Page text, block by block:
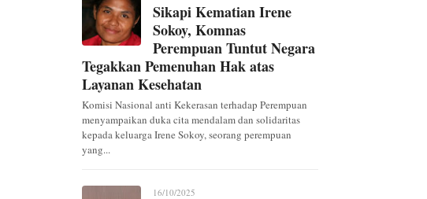
Sikapi Kematian Irene
Sokoy, Komnas
Perempuan Tuntut Negara
Tegakkan Pemenuhan Hak atas
Layanan Kesehatan
Komisi Nasional anti Kekerasan terhadap Perempuan
menyampaikan duka cita mendalam dan solidaritas
kepada keluarga Irene Sokoy, seorang perempuan
yang...
16/10/2025